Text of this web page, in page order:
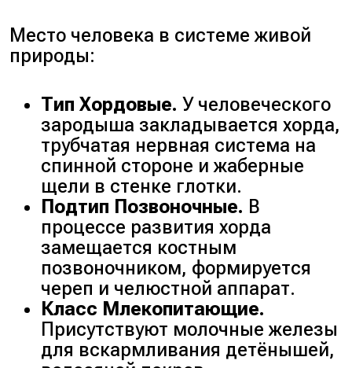
Место человека в системе живой
природы:
Тип Хордовые. У человеческого
зародыша закладывается хорда,
трубчатая нервная система на
спинной стороне и жаберные
щели в стенке глотки.
Подтип Позвоночные. В
процессе развития хорда
замещается костным
позвоночником, формируется
череп и челюстной аппарат.
Класс Млекопитающие.
Присутствуют молочные железы
для вскармливания детёнышей,